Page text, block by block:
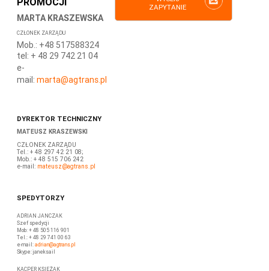
MARTA KRASZEWSKA
CZŁONEK ZARZĄDU
Mob.: +48 517588324
tel: + 48 29 742 21 04
e-
mail: marta@agtrans.pl
DYREKTOR TECHNICZNY
MATEUSZ KRASZEWSKI
CZŁONEK ZARZĄDU
Tel.: + 48 297 42 21 08;
Mob.: + 48 515 706 242
e-mail: mateusz@agtrans.pl
SPEDYTORZY
ADRIAN JANCZAK
Szef spedycji
Mob: + 48 505 116 901
Tel.: + 48 29 741 00 63
e-mail:adrian@agtrans.pl
Skype: janeksail
KACPER KSIĘŻAK
ZAPYTANIE